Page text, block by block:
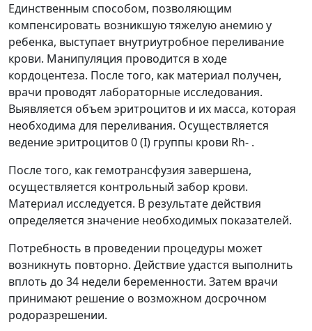
Единственным способом, позволяющим
компенсировать возникшую тяжелую анемию у
ребенка, выступает внутриутробное переливание
крови. Манипуляция проводится в ходе
кордоцентеза. После того, как материал получен,
врачи проводят лабораторные исследования.
Выявляется объем эритроцитов и их масса, которая
необходима для переливания. Осуществляется
ведение эритроцитов 0 (I) группы крови Rh- .
После того, как гемотрансфузия завершена,
осуществляется контрольный забор крови.
Материал исследуется. В результате действия
определяется значение необходимых показателей.
Потребность в проведении процедуры может
возникнуть повторно. Действие удастся выполнить
вплоть до 34 недели беременности. Затем врачи
принимают решение о возможном досрочном
родоразрешении.